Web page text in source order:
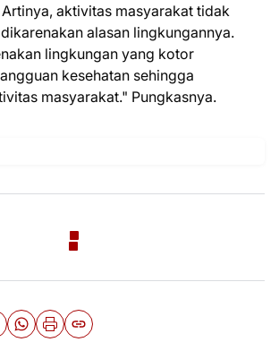
aktivitas masyarakat tidak
alasan lingkungannya.
lingkungan yang kotor
kesehatan sehingga
masyarakat." Pungkasnya.